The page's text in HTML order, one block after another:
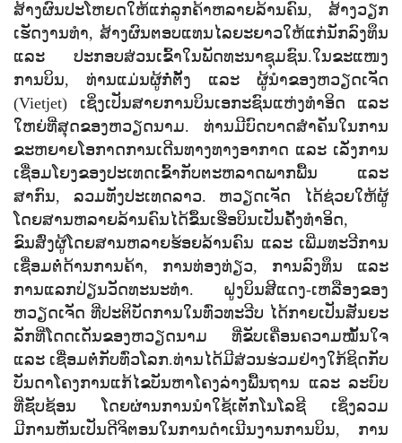
ສ້າງຜົນປະໂຫຍດໃຫ້ແກ່ລູກຄ້າຫລາຍລ້ານຄົນ, ສ້າງວຽກ
ເຮັດງານທຳ, ສ້າງຜົນຕອບແທນໄລຍະຍາວໃຫ້ແກ່ນັກລົງທຶນ
ແລະ ປະກອບສ່ວນເຂົ້າໃນພັດທະນາຊຸມຊົນ.ໃນຂະແໜງ
ການບິນ, ທ່ານແມ່ນຜູ້ກໍ່ຕັ້ງ ແລະ ຜູ້ນຳຂອງຫວຽດເຈັດ
(Vietjet) ເຊິ່ງເປັນສາຍການບິນເອກະຊົນແຫ່ງທຳອິດ ແລະ
ໃຫຍ່ທີ່ສຸດຂອງຫວຽດນາມ. ທ່ານມີບົດບາດສຳຄັນໃນການ
ຂະຫຍາຍໂອກາດການເດີນທາງທາງອາກາດ ແລະ ເລັ່ງການ
ເຊື່ອມໂຍງຂອງປະເທດເຂົ້າກັບຕະຫລາດພາກພື້ນ ແລະ
ສາກົນ, ລວມທັງປະເທດລາວ. ຫວຽດເຈັດ ໄດ້ຊ່ວຍໃຫ້ຜູ້
ໂດຍສານຫລາຍລ້ານຄົນໄດ້ຂຶ້ນເຮືອບິນເປັນຄັ້ງທຳອິດ,
ຂົນສົ່ງຜູ້ໂດຍສານຫລາຍຮ້ອຍລ້ານຄົນ ແລະ ເພີ່ມທະວີການ
ເຊື່ອມຕໍ່ດ້ານການຄ້າ, ການທ່ອງທ່ຽວ, ການລົງທຶນ ແລະ
ການແລກປ່ຽນວັດທະນະທຳ. ຝູງບິນສີແດງ-ເຫລືອງຂອງ
ຫວຽດເຈັດ ທີ່ປະຕິບັດການໃນທົ່ວທະວີບ ໄດ້ກາຍເປັນສັນຍະ
ລັກທີ່ໂດດເດັ່ນຂອງຫວຽດນາມ ທີ່ຂັບເຄື່ອນຄວາມໝັ້ນໃຈ
ແລະ ເຊື່ອມຕໍ່ກັບທົ່ວໂລກ.ທ່ານໄດ້ມີສ່ວນຮ່ວມຢ່າງໃກ້ຊິດກັບ
ບັນດາໂຄງການແກ້ໄຂບັນຫາໂຄງລ່າງພື້ນຖານ ແລະ ລະບົບ
ທີ່ຊັບຊ້ອນ ໂດຍຜ່ານການນຳໃຊ້ເຕັກໂນໂລຊີ ເຊິ່ງລວມ
ມີການຫັນເປັນດີຈິຕອນໃນການດຳເນີນງານການບິນ, ການ